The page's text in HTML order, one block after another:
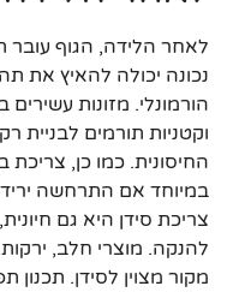
לאחר הלידה, הגוף עובר
נכונה יכולה להאיץ את
הורמונלי. מזונות עשירים
וקטניות תורמים
החיסונית. כמו כן,
במיוחד אם התרחשה
צריכת סידן היא גם
להנקה. מוצרי חלב, ירקות
מקור מצוין לסידן.